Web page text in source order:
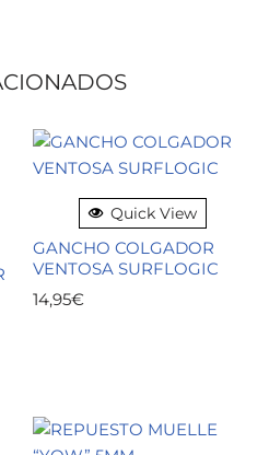
Quick View
GANCHO COLGADOR
VENTOSA SURFLOGIC
14,95€